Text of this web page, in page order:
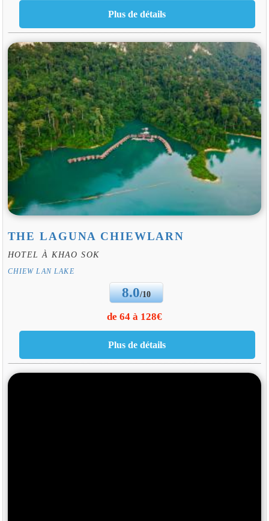
THE LAGUNA CHIEWLARN
HOTEL À KHAO SOK
CHIEW LAN LAKE
8.0/10
de 64 à 128€